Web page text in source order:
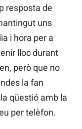
resposta de
uns
i hora per a
lloc durant
però que no
la fan
qüestió amb la
per telèfon.